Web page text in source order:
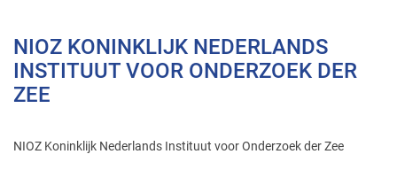
NIOZ KONINKLIJK NEDERLANDS
INSTITUUT VOOR ONDERZOEK DER
ZEE
NIOZ Koninklijk Nederlands Instituut voor Onderzoek der Zee